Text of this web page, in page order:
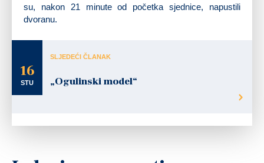
su, nakon 21 minute od početka sjednice, napustili
dvoranu.
16
STU
SLJEDEĆI ČLANAK
„Ogulinski model“